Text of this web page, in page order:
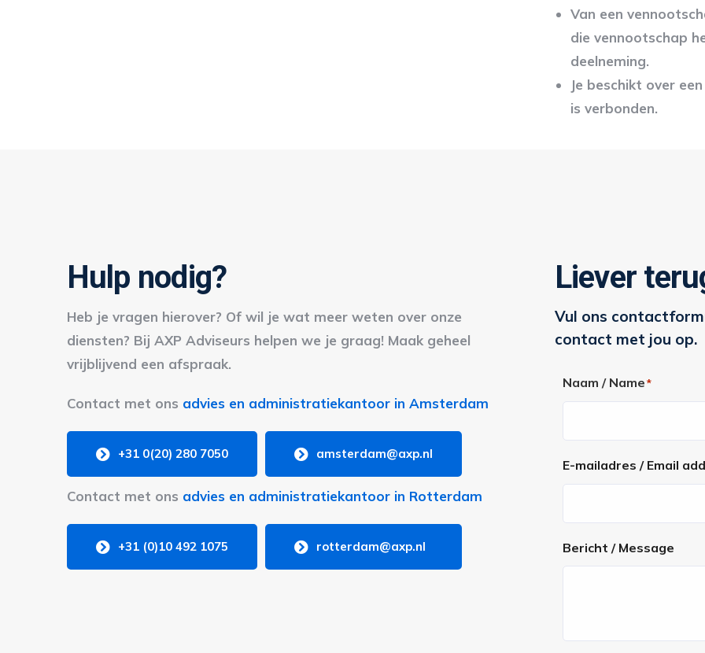
Van een
die vennootschap
deelneming.
Je beschikt over
is verbonden.
Hulp nodig?
Heb je vragen hierover? Of wil je wat meer weten over onze
diensten? Bij AXP Adviseurs helpen we je graag! Maak geheel
vrijblijvend een afspraak.
Contact met ons advies en administratiekantoor in Amsterdam
+31 0(20) 280 7050 amsterdam@axp.nl
Contact met ons advies en administratiekantoor in Rotterdam
+31 (0)10 492 1075 rotterdam@axp.nl
Liever
Vul ons
contact met jou op.
Naam / Name*
E-mailadres / Email
Bericht / Message